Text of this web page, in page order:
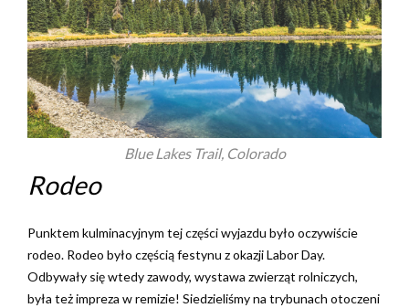
Blue Lakes Trail, Colorado
Rodeo
Punktem kulminacyjnym tej części wyjazdu było oczywiście
rodeo. Rodeo było częścią festynu z okazji Labor Day.
Odbywały się wtedy zawody, wystawa zwierząt rolniczych,
była też impreza w remizie! Siedzieliśmy na trybunach otoczeni